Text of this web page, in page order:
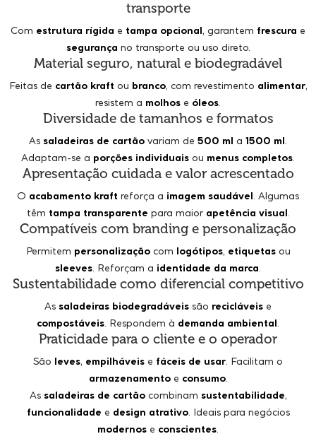
transporte
Com estrutura rígida e tampa opcional, garantem frescura e
segurança no transporte ou uso direto.
Material seguro, natural e biodegradável
Feitas de cartão kraft ou branco, com revestimento alimentar,
resistem a molhos e óleos.
Diversidade de tamanhos e formatos
As saladeiras de cartão variam de 500 ml a 1500 ml.
Adaptam-se a porções individuais ou menus completos.
Apresentação cuidada e valor acrescentado
O acabamento kraft reforça a imagem saudável. Algumas
têm tampa transparente para maior apetência visual.
Compatíveis com branding e personalização
Permitem personalizaçãocom logótipos, etiquetasou
sleeves. Reforçam a identidade da marca.
Sustentabilidade como diferencial competitivo
As saladeiras biodegradáveis são recicláveis e
compostáveis. Respondem à demanda ambiental.
Praticidade para o cliente e o operador
São leves, empilháveis e fáceis de usar. Facilitam o
armazenamentoe consumo.
As saladeiras de cartãocombinam sustentabilidade,
funcionalidade e design atrativo. Ideais para negócios
modernos e conscientes.